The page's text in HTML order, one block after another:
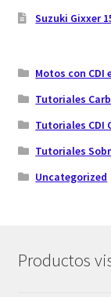
Suzuki Gixxer
Motos con CDI
Tutoriales
Tutoriales CDI
Tutoriales
Uncategorized
Productos